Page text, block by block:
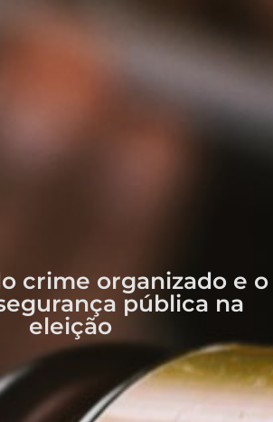
crime organizado e o
pública na
eleição